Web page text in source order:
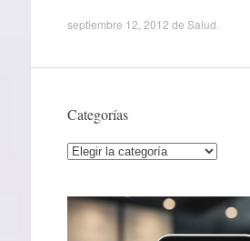
septiembre 12, 2012 de Salud
Categorías
Categorías